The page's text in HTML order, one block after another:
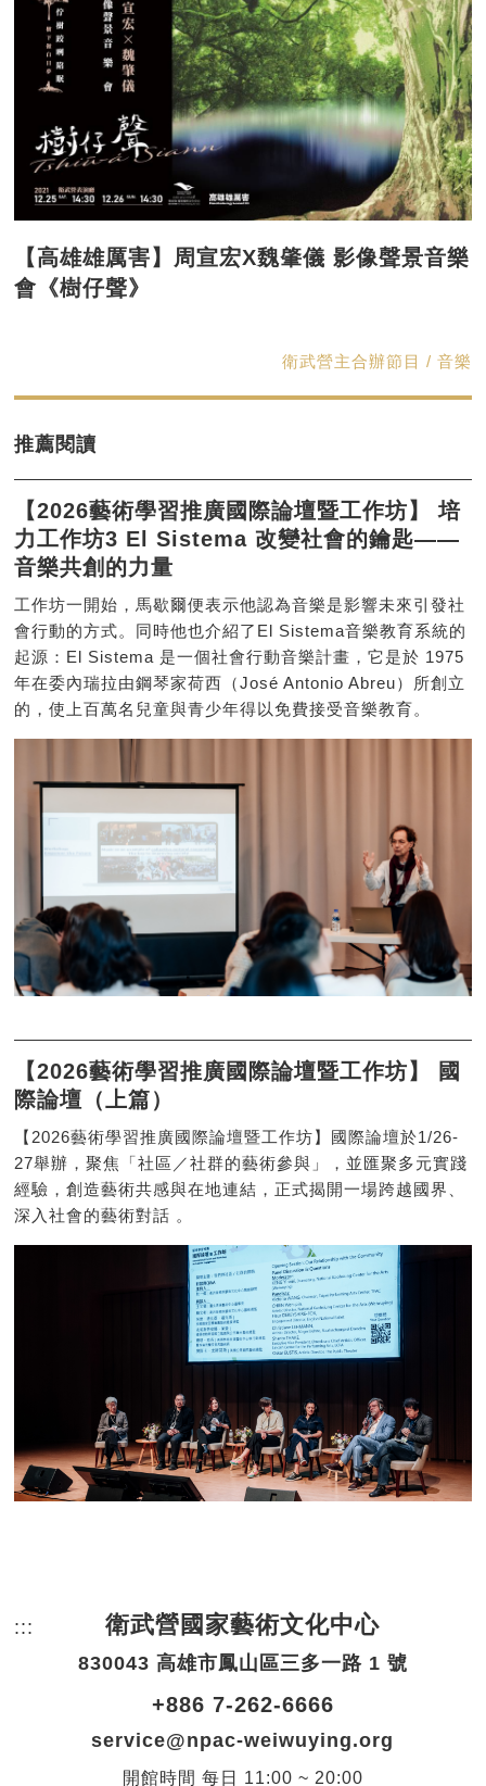
【高雄雄厲害】周宣宏X魏肇儀 影像聲景音樂
會《樹仔聲》
衛武營主合辦節目 / 音樂
推薦閱讀
【2026藝術學習推廣國際論壇暨工作坊】 培
力工作坊3 El Sistema 改變社會的鑰匙——
音樂共創的力量
工作坊一開始，馬歇爾便表示他認為音樂是影響未來引發社
會行動的方式。同時他也介紹了El Sistema音樂教育系統的
起源：El Sistema 是一個社會行動音樂計畫，它是於 1975
年在委內瑞拉由鋼琴家荷西（José Antonio Abreu）所創立
的，使上百萬名兒童與青少年得以免費接受音樂教育。
【2026藝術學習推廣國際論壇暨工作坊】 國
際論壇（上篇）
【2026藝術學習推廣國際論壇暨工作坊】國際論壇於1/26-
27舉辦，聚焦「社區／社群的藝術參與」，並匯聚多元實踐
經驗，創造藝術共感與在地連結，正式揭開一場跨越國界、
深入社會的藝術對話 。
::: 頁尾網站資訊。
衛武營國家藝術文化中心
830043 高雄市鳳山區三多一路 1 號
+886 7-262-6666
service@npac-weiwuying.org
開館時間 每日 11:00 ~ 20:00